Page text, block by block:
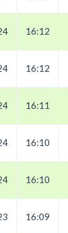
16:12
16:12
16:11
16:10
16:10
16:09